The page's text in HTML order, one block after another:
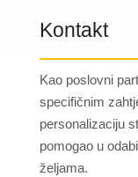
Kontakt
Kao poslovni
specifičnim
personalizaciju
pomogao u
željama.